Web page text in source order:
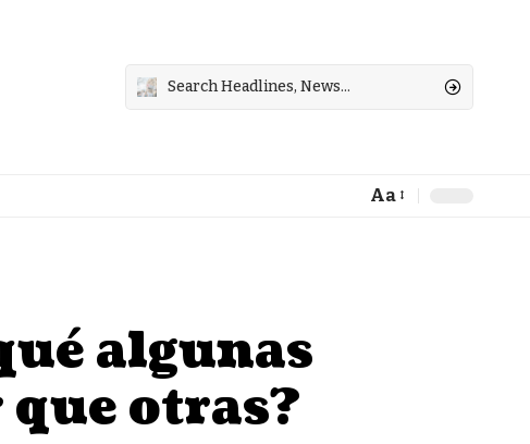
Aa
algunas
otras?